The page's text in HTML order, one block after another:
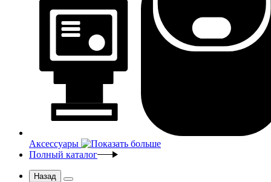
Аксессуары
Полный каталог
Назад